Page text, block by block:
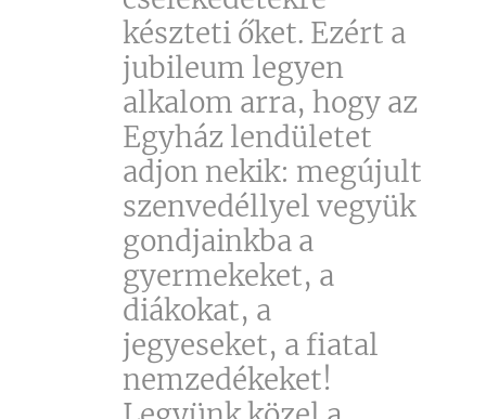
készteti őket. Ezért a
jubileum legyen
alkalom arra, hogy az
Egyház lendületet
adjon nekik: megújult
szenvedéllyel vegyük
gondjainkba a
gyermekeket, a
diákokat, a
jegyeseket, a fiatal
nemzedékeket!